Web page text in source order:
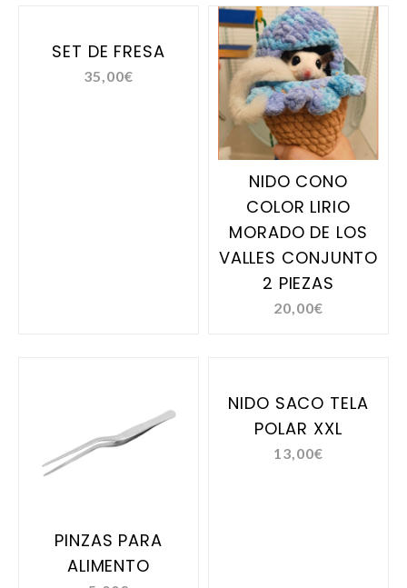
SET DE FRESA
35,00€
NIDO CONO
COLOR LIRIO
MORADO DE LOS
VALLES CONJUNTO
2 PIEZAS
20,00€
PINZAS PARA
ALIMENTO
NIDO SACO TELA
POLAR XXL
13,00€